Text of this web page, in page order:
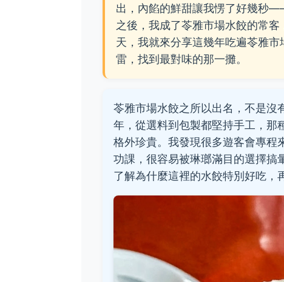
出，內餡的鮮甜讓我愣了好幾秒
之後，我成了苓雅市場水餃的常
天，我就來分享這幾年吃遍苓雅
雷，找到最對味的那一攤。
苓雅市場水餃之所以出名，不是沒
年，從選料到包製都堅持手工，那
格外珍貴。我發現很多遊客會專程
功課，很容易被琳瑯滿目的選擇搞
了解為什麼這裡的水餃特別好吃，